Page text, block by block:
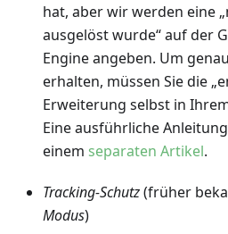
hat, aber wir werden eine
ausgelöst wurde“ auf der
Engine angeben. Um
erhalten, müssen Sie die
Erweiterung selbst in
Eine ausführliche
einem separaten Artikel.
Tracking-Schutz(früher
Modus)